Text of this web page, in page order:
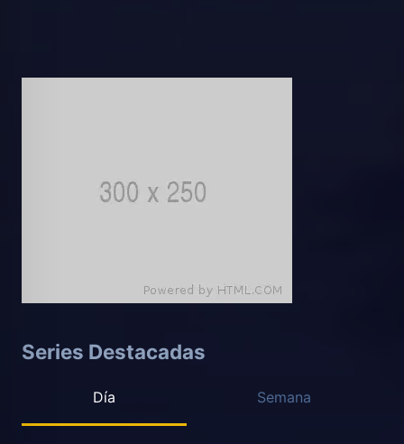
Series Destacadas
Día Semana